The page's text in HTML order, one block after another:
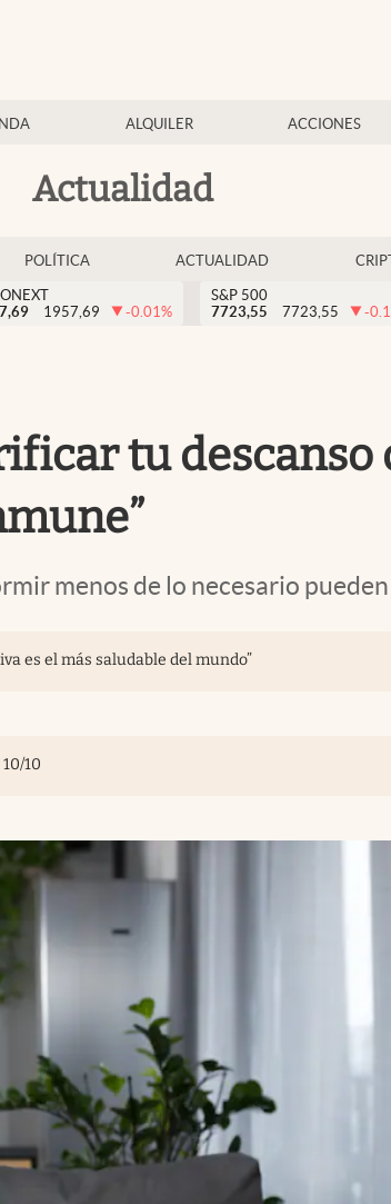
ALQUILER ACCIONES
Actualidad
POLÍTICA ACTUALIDAD
1957,69 -0.01%
S&P 500
7723,55
7723,55 -
tu
menos de lo necesario
es el más saludable del mundo”
10